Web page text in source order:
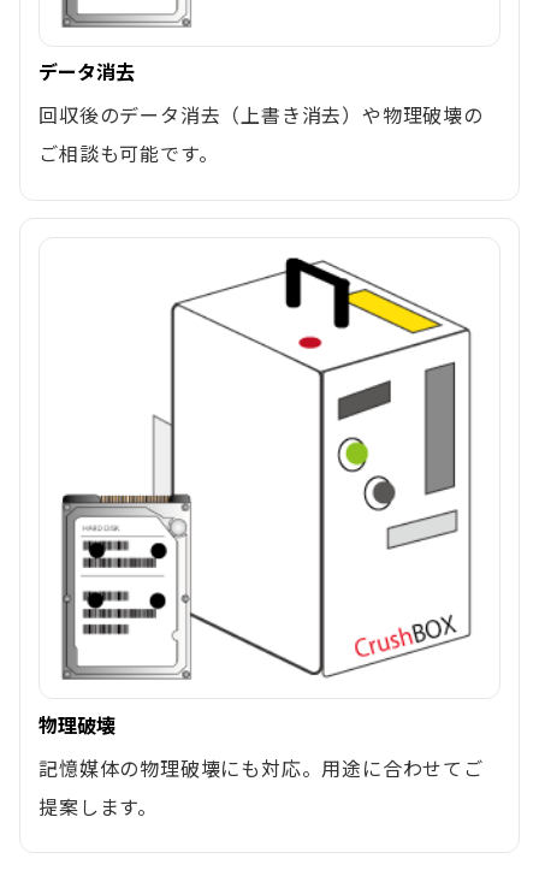
データ消去
回収後のデータ消去（上書き消去）や物理破壊の
ご相談も可能です。
物理破壊
記憶媒体の物理破壊にも対応。用途に合わせてご
提案します。